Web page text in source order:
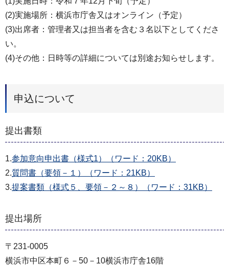
(2)実施場所：横浜市庁舎又はオンライン（予定）
(3)出席者：管理者又は担当者を含む３名以下としてくださ
い。
(4)その他：日時等の詳細については別途お知らせします。
申込について
提出書類
1.参加意向申出書（様式1）（ワード：20KB）
2.質問書（要領－１）（ワード：21KB）
3.提案書類（様式５、要領－２～８）（ワード：31KB）
提出場所
〒231-0005
横浜市中区本町６－50－10横浜市庁舎16階